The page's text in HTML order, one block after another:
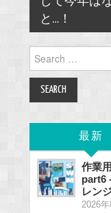
と…！
for:
最新
作業
part6
レン
2026